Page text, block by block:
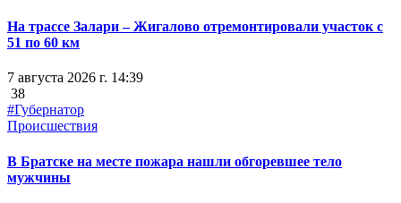
На трассе Залари – Жигалово отремонтировали участок с
51 по 60 км
7 августа 2026 г. 14:39
38
#Губернатор
Происшествия
В Братске на месте пожара нашли обгоревшее тело
мужчины